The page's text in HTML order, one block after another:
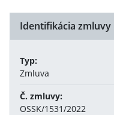
Identifikácia zmluvy
Typ:
Zmluva
Č. zmluvy:
OSSK/1531/2022